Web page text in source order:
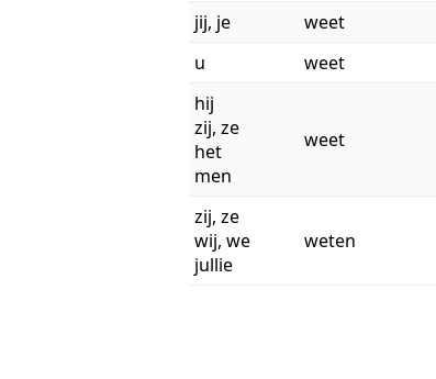
jij, je
weet
u
weet
hij
zij, ze
het
men
weet
zij, ze
wij, we
jullie
weten